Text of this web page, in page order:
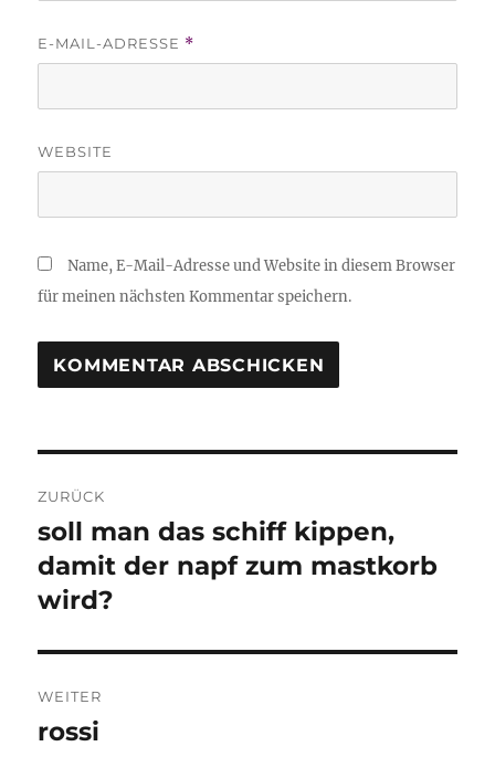
E-MAIL-ADRESSE *
WEBSITE
Name, E-Mail-Adresse und Website in diesem Browser
für meinen nächsten Kommentar speichern.
ZURÜCK
Vorheriger
Beitrag:
soll man das schiff kippen,
damit der napf zum mastkorb
wird?
WEITER
Nächster
rossi